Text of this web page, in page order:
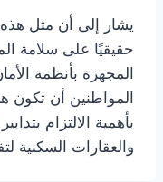
يشار إلى أن مثل
حقيقيًا على سلامة
المجهزة بأنظمة
المواطنين أن تكون
بأهمية الالتزام
والعقارات السكنية